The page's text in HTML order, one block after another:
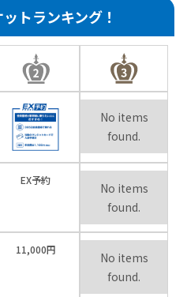
トランキング！
No items
found.
EX予約
No items
found.
11,000円
No items
found.